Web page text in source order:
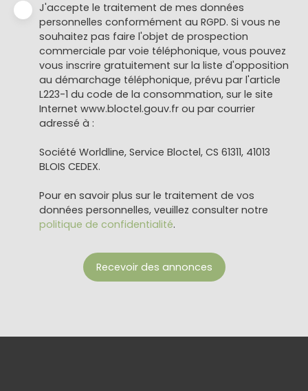
J'accepte le traitement de mes données
personnelles conformément au RGPD. Si vous ne
souhaitez pas faire l'objet de prospection
commerciale par voie téléphonique, vous pouvez
vous inscrire gratuitement sur la liste d'opposition
au démarchage téléphonique, prévu par l'article
L223-1 du code de la consommation, sur le site
Internet www.bloctel.gouv.fr ou par courrier
adressé à :
Société Worldline, Service Bloctel, CS 61311, 41013
BLOIS CEDEX.
Pour en savoir plus sur le traitement de vos
données personnelles, veuillez consulter notre
politique de confidentialité.
Recevoir des annonces